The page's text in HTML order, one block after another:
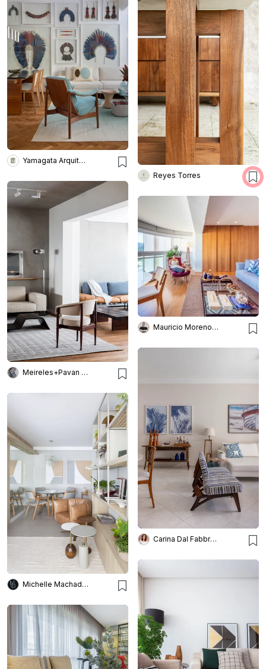
Yamagata Arquitetura
Reyes Torres
Meireles+Pavan Arquitetura
Mauricio Moreno Fotografia
Carina Dal Fabbro Arquitetura
Michelle Machado Arquitetura